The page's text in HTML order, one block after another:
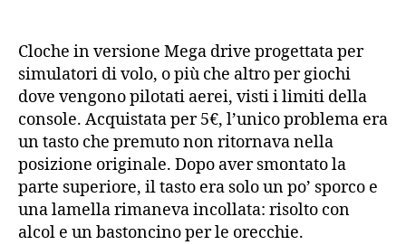
Cloche in versione Mega drive progettata per
simulatori di volo, o più che altro per giochi
dove vengono pilotati aerei, visti i limiti della
console. Acquistata per 5€, l’unico problema era
un tasto che premuto non ritornava nella
posizione originale. Dopo aver smontato la
parte superiore, il tasto era solo un po’ sporco e
una lamella rimaneva incollata: risolto con
alcol e un bastoncino per le orecchie.